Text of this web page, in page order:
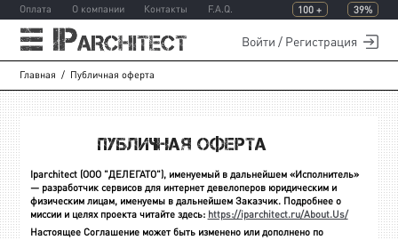
Оплата О компании Контакты F.A.Q. 39%
100 +
Войти / Регистрация
Главная Публичная оферта
Публичная оферта
Iparchitect (ООО "ДЕЛЕГАТО"), именуемый в дальнейшем «Исполнитель»
— разработчик сервисов для интернет девелоперов юридическим и
физическим лицам, именуемы в дальнейшем Заказчик. Подробнее о
миссии и целях проекта читайте здесь: https://iparchitect.ru/About.Us/
Настоящее Соглашение может быть изменено или дополнено по